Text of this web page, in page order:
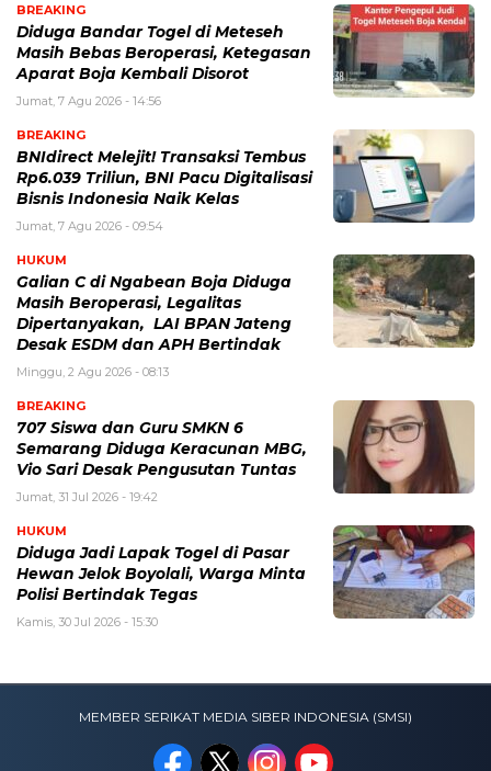
BREAKING
Diduga Bandar Togel di Meteseh
Masih Bebas Beroperasi, Ketegasan
Aparat Boja Kembali Disorot
Jumat, 7 Agu 2026 - 14:56
BREAKING
BNIdirect Melejit! Transaksi Tembus
Rp6.039 Triliun, BNI Pacu Digitalisasi
Bisnis Indonesia Naik Kelas
Jumat, 7 Agu 2026 - 09:54
HUKUM
Galian C di Ngabean Boja Diduga
Masih Beroperasi, Legalitas
Dipertanyakan, LAI BPAN Jateng
Desak ESDM dan APH Bertindak
Minggu, 2 Agu 2026 - 08:13
BREAKING
707 Siswa dan Guru SMKN 6
Semarang Diduga Keracunan MBG,
Vio Sari Desak Pengusutan Tuntas
Jumat, 31 Jul 2026 - 19:42
HUKUM
Diduga Jadi Lapak Togel di Pasar
Hewan Jelok Boyolali, Warga Minta
Polisi Bertindak Tegas
Kamis, 30 Jul 2026 - 15:30
MEMBER SERIKAT MEDIA SIBER INDONESIA (SMSI)